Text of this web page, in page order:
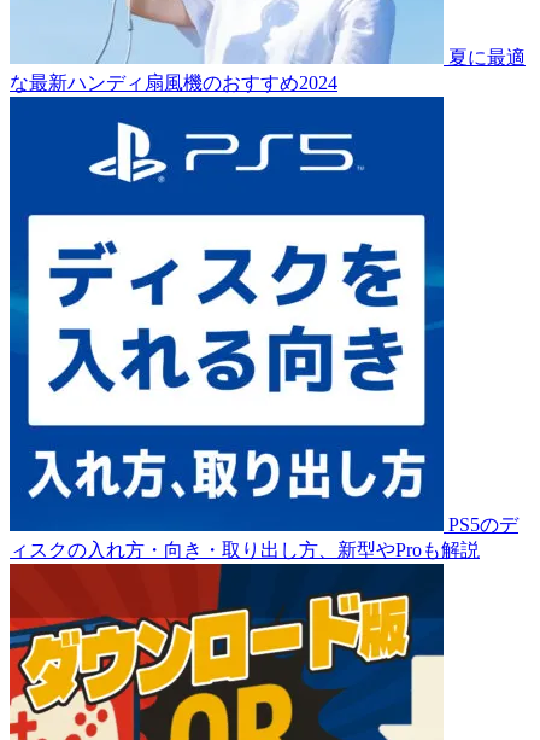
夏に最適
な最新ハンディ扇風機のおすすめ2024
PS5のデ
ィスクの入れ方・向き・取り出し方、新型やProも解説